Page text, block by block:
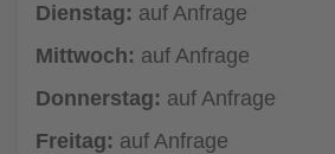
Dienstag: auf Anfrage
Mittwoch: auf Anfrage
Donnerstag: auf Anfrage
Freitag: auf Anfrage